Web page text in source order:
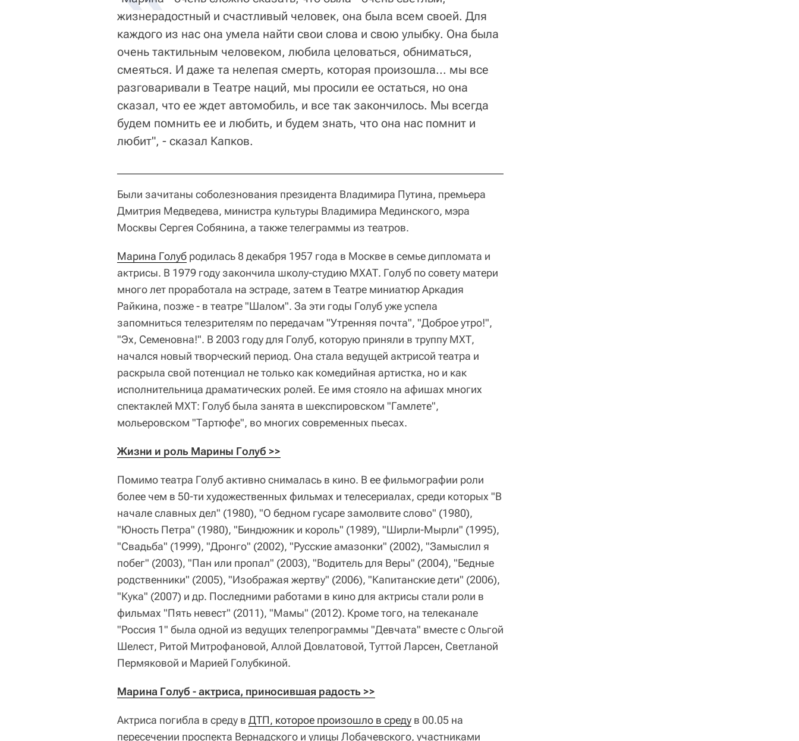
жизнерадостный и счастливый человек, она была всем своей. Для
каждого из нас она умела найти свои слова и свою улыбку. Она была
очень тактильным человеком, любила целоваться, обниматься,
смеяться. И даже та нелепая смерть, которая произошла... мы все
разговаривали в Театре наций, мы просили ее остаться, но она
сказал, что ее ждет автомобиль, и все так закончилось. Мы всегда
будем помнить ее и любить, и будем знать, что она нас помнит и
любит", - сказал Капков.
Были зачитаны соболезнования президента Владимира Путина, премьера
Дмитрия Медведева, министра культуры Владимира Мединского, мэра
Москвы Сергея Собянина, а также телеграммы из театров.
Марина Голуб родилась 8 декабря 1957 года в Москве в семье дипломата и
актрисы. В 1979 году закончила школу-студию МХАТ. Голуб по совету матери
много лет проработала на эстраде, затем в Театре миниатюр Аркадия
Райкина, позже - в театре "Шалом". За эти годы Голуб уже успела
запомниться телезрителям по передачам "Утренняя почта", "Доброе утро!",
"Эх, Семеновна!". В 2003 году для Голуб, которую приняли в труппу МХТ,
начался новый творческий период. Она стала ведущей актрисой театра и
раскрыла свой потенциал не только как комедийная артистка, но и как
исполнительница драматических ролей. Ее имя стояло на афишах многих
спектаклей МХТ: Голуб была занята в шекспировском "Гамлете",
мольеровском "Тартюфе", во многих современных пьесах.
Жизни и роль Марины Голуб >>
Помимо театра Голуб активно снималась в кино. В ее фильмографии роли
более чем в 50-ти художественных фильмах и телесериалах, среди которых "В
начале славных дел" (1980), "О бедном гусаре замолвите слово" (1980),
"Юность Петра" (1980), "Биндюжник и король" (1989), "Ширли-Мырли" (1995),
"Свадьба" (1999), "Дронго" (2002), "Русские амазонки" (2002), "Замыслил я
побег" (2003), "Пан или пропал" (2003), "Водитель для Веры" (2004), "Бедные
родственники" (2005), "Изображая жертву" (2006), "Капитанские дети" (2006),
"Кука" (2007) и др. Последними работами в кино для актрисы стали роли в
фильмах "Пять невест" (2011), "Мамы" (2012). Кроме того, на телеканале
"Россия 1" была одной из ведущих телепрограммы "Девчата" вместе с Ольгой
Шелест, Ритой Митрофановой, Аллой Довлатовой, Туттой Ларсен, Светланой
Пермяковой и Марией Голубкиной.
Марина Голуб - актриса, приносившая радость >>
Актриса погибла в среду в ДТП, которое произошло в среду в 00.05 на
пересечении проспекта Вернадского и улицы Лобачевского, участниками